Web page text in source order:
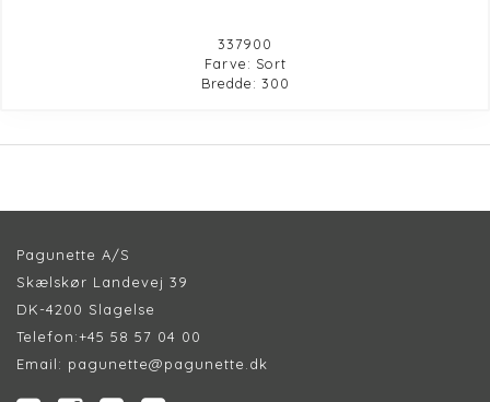
337900
Farve: Sort
Bredde: 300
Pagunette A/S
Skælskør Landevej 39
DK-4200 Slagelse
Telefon:+45 58 57 04 00
Email: pagunette@pagunette.dk